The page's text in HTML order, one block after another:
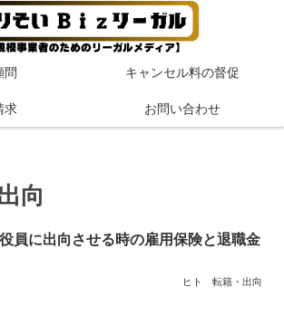
問 キャンセル料の督促
求 お問い合わせ
向
員に出向させる時の雇用保険と退職金
ヒト 転籍・出向